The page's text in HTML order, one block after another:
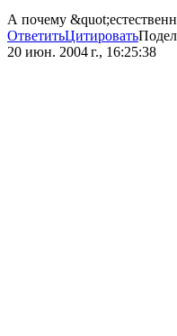
А почему
ОтветитьЦитировать
20 июн. 2004 г., 16:25:38